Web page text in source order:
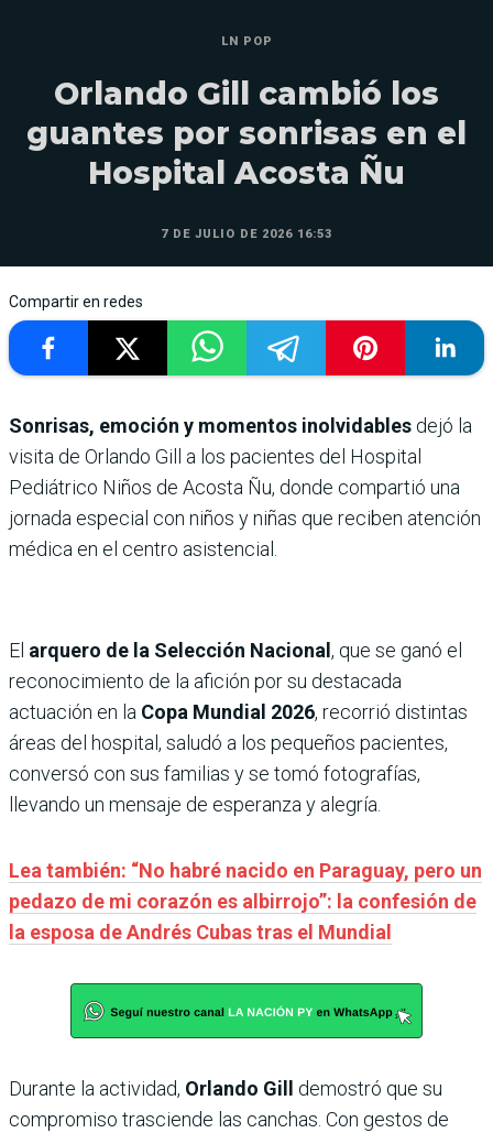
LN POP
Orlando Gill cambió los
guantes por sonrisas en el
Hospital Acosta Ñu
7 DE JULIO DE 2026 16:53
Compartir en redes
Sonrisas, emoción y momentos inolvidables dejó la
visita de Orlando Gill a los pacientes del Hospital
Pediátrico Niños de Acosta Ñu, donde compartió una
jornada especial con niños y niñas que reciben atención
médica en el centro asistencial.
El arquero de la Selección Nacional , que se ganó el
reconocimiento de la afición por su destacada
actuación en la Copa Mundial 2026, recorrió distintas
áreas del hospital, saludó a los pequeños pacientes,
conversó con sus familias y se tomó fotografías,
llevando un mensaje de esperanza y alegría.
Lea también: “No habré nacido en Paraguay, pero un
pedazo de mi corazón es albirrojo”: la confesión de
la esposa de Andrés Cubas tras el Mundial
Durante la actividad, Orlando Gill
demostró que su
compromiso trasciende las canchas. Con gestos de